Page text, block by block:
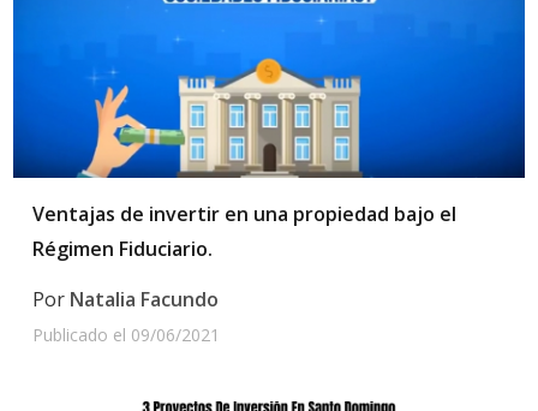
Ventajas de invertir en una propiedad bajo el
Régimen Fiduciario.
Por Natalia Facundo
Publicado el 09/06/2021